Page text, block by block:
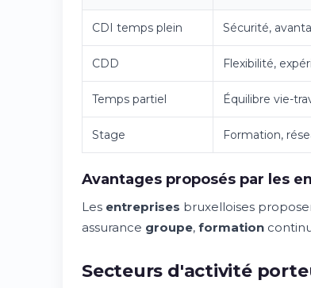
CDI temps plein Sécurité,
CDD Flexibilité,
Temps partiel Équilibre vie-
Stage Formation,
Avantages proposés par les
Les entreprises bruxelloises
assurance groupe, formation
Secteurs d'activité